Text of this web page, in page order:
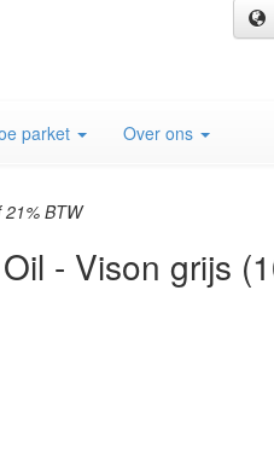
parket Over ons
BTW
- Vison grijs